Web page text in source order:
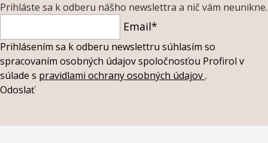
Prihláste sa k odberu nášho newslettra a nič vám neunikne.
Email*
Prihlásením sa k odberu newslettru súhlasím so
spracovaním osobných údajov spoločnosťou Profirol v
súlade s pravidlami ochrany osobných údajov.
Odoslať